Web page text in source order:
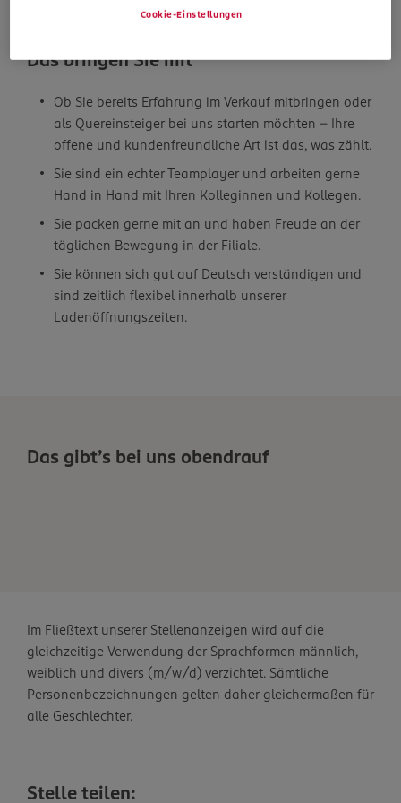
Einkaufen Spass macht.
Das bringen Sie mit
Ob Sie bereits Erfahrung im Verkauf mitbringen oder
als Quereinsteiger bei uns starten möchten – Ihre
offene und kundenfreundliche Art ist das, was zählt.
Sie sind ein echter Teamplayer und arbeiten gerne
Hand in Hand mit Ihren Kolleginnen und Kollegen.
Sie packen gerne mit an und haben Freude an der
täglichen Bewegung in der Filiale.
Sie können sich gut auf Deutsch verständigen und
sind zeitlich flexibel innerhalb unserer
Ladenöffnungszeiten.
Das gibt’s bei uns obendrauf
Im Fließtext unserer Stellenanzeigen wird auf die
gleichzeitige Verwendung der Sprachformen männlich,
weiblich und divers (m/w/d) verzichtet. Sämtliche
Personenbezeichnungen gelten daher gleichermaßen für
alle Geschlechter.
Stelle teilen:
Cookie-Einstellungen